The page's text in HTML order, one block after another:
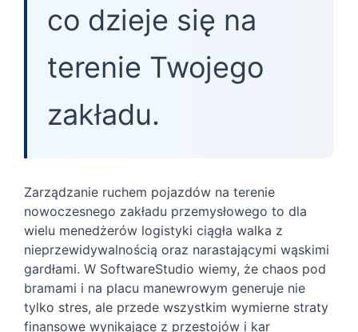
co dzieje się na
terenie Twojego
zakładu.
Zarządzanie ruchem pojazdów na terenie
nowoczesnego zakładu przemysłowego to dla
wielu menedżerów logistyki ciągła walka z
nieprzewidywalnością oraz narastającymi wąskimi
gardłami. W SoftwareStudio wiemy, że chaos pod
bramami i na placu manewrowym generuje nie
tylko stres, ale przede wszystkim wymierne straty
finansowe wynikające z przestojów i kar